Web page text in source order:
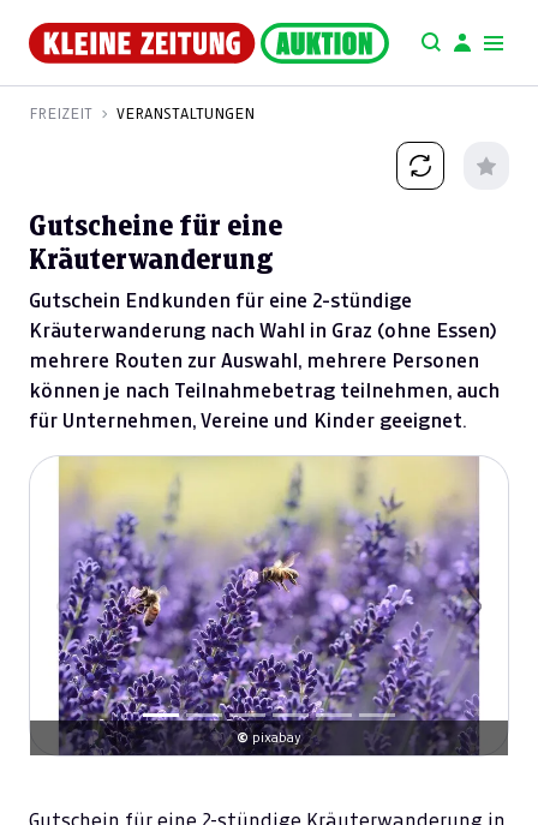
FREIZEIT VERANSTALTUNGEN
Gutscheine für eine
Kräuterwanderung
Gutschein Endkunden für eine 2-stündige
Kräuterwanderung nach Wahl in Graz (ohne Essen)
mehrere Routen zur Auswahl, mehrere Personen
können je nach Teilnahmebetrag teilnehmen, auch
für Unternehmen, Vereine und Kinder geeignet.
pixabay
Previous Next
Gutschein für eine 2-stündige Kräuterwanderung in